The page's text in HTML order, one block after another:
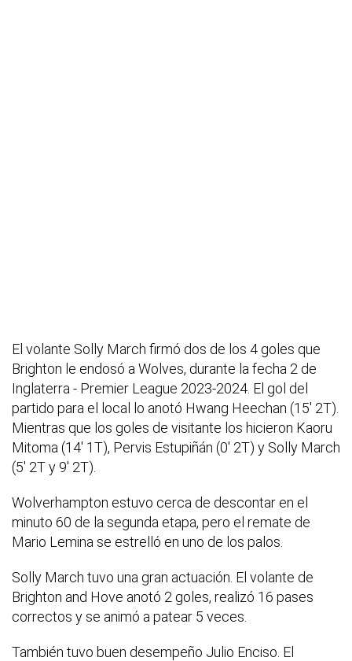
El volante Solly March firmó dos de los 4 goles que
Brighton le endosó a Wolves, durante la fecha 2 de
Inglaterra - Premier League 2023-2024. El gol del
partido para el local lo anotó Hwang Heechan (15' 2T).
Mientras que los goles de visitante los hicieron Kaoru
Mitoma (14' 1T), Pervis Estupiñán (0' 2T) y Solly March
(5' 2T y 9' 2T).
Wolverhampton estuvo cerca de descontar en el
minuto 60 de la segunda etapa, pero el remate de
Mario Lemina se estrelló en uno de los palos.
Solly March tuvo una gran actuación. El volante de
Brighton and Hove anotó 2 goles, realizó 16 pases
correctos y se animó a patear 5 veces.
También tuvo buen desempeño Julio Enciso. El